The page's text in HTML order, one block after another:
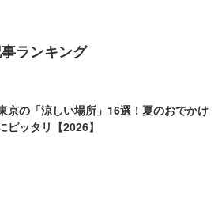
ランキング
京の「涼しい場所」16選！夏のおでかけ
ピッタリ【2026】